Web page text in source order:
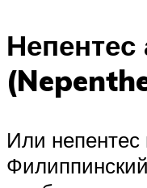
Непентес
Или